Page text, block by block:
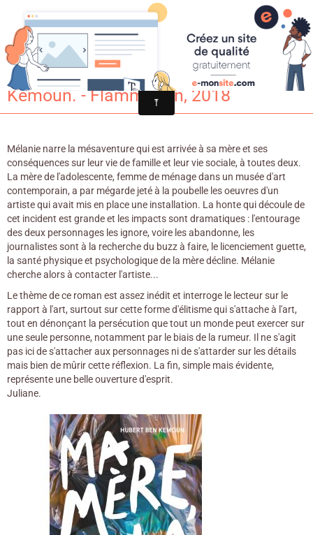
Croqu'livre
Ma mère la honte / Hubert Ben
Kemoun. - Flammarion, 2018
Mélanie narre la mésaventure qui est arrivée à sa mère et ses
conséquences sur leur vie de famille et leur vie sociale, à toutes deux.
La mère de l'adolescente, femme de ménage dans un musée d'art
contemporain, a par mégarde jeté à la poubelle les oeuvres d'un
artiste qui avait mis en place une installation. La honte qui découle de
cet incident est grande et les impacts sont dramatiques : l'entourage
des deux personnages les ignore, voire les abandonne, les
journalistes sont à la recherche du buzz à faire, le licenciement guette,
la santé physique et psychologique de la mère décline. Mélanie
cherche alors à contacter l'artiste...
Le thème de ce roman est assez inédit et interroge le lecteur sur le
rapport à l'art, surtout sur cette forme d'élitisme qui s'attache à l'art,
tout en dénonçant la persécution que tout un monde peut exercer sur
une seule personne, notamment par le biais de la rumeur. Il ne s'agit
pas ici de s'attacher aux personnages ni de s'attarder sur les détails
mais bien de mûrir cette réflexion. La fin, simple mais évidente,
représente une belle ouverture d'esprit.
Juliane.